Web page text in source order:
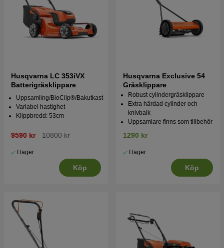
Husqvarna LC 353iVX
Batterigräsklippare
Uppsamling/BioClip®/Bakutkast
Variabel hastighet
Klippbredd: 53cm
9590 kr 10800 kr
I lager
Köp
Husqvarna Exclusive 54
Gräsklippare
Robust cylindergräsklippare
Extra härdad cylinder och
knivbalk
Uppsamlare finns som tillbehör
1290 kr
I lager
Köp